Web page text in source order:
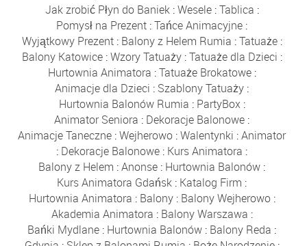
Jak zrobić Płyn do Baniek:Wesele:Tablica :
Pomysł na Prezent :Tańce Animacyjne :
Wyjątkowy Prezent: Balony z Helem Rumia :Tatuaże:
Balony Katowice:Wzory Tatuaży:Tatuaże dla Dzieci :
Hurtownia Animatora :Tatuaże Brokatowe:
Animacje dla Dzieci : Szablony Tatuaży :
Hurtownia Balonów Rumia : PartyBox:
Animator Seniora : Dekoracje Balonowe :
Animacje Taneczne :Wejherowo :Walentynki :Animator
: Dekoracje Balonowe : Kurs Animatora :
Balony z Helem :Anonse : Hurtownia Balonów :
Kurs Animatora Gdańsk : Katalog Firm :
Hurtownia Animatora : Balony: Balony Wejherowo:
Akademia Animatora : Balony Warszawa :
Bańki Mydlane : Hurtownia Balonów : Balony Reda :